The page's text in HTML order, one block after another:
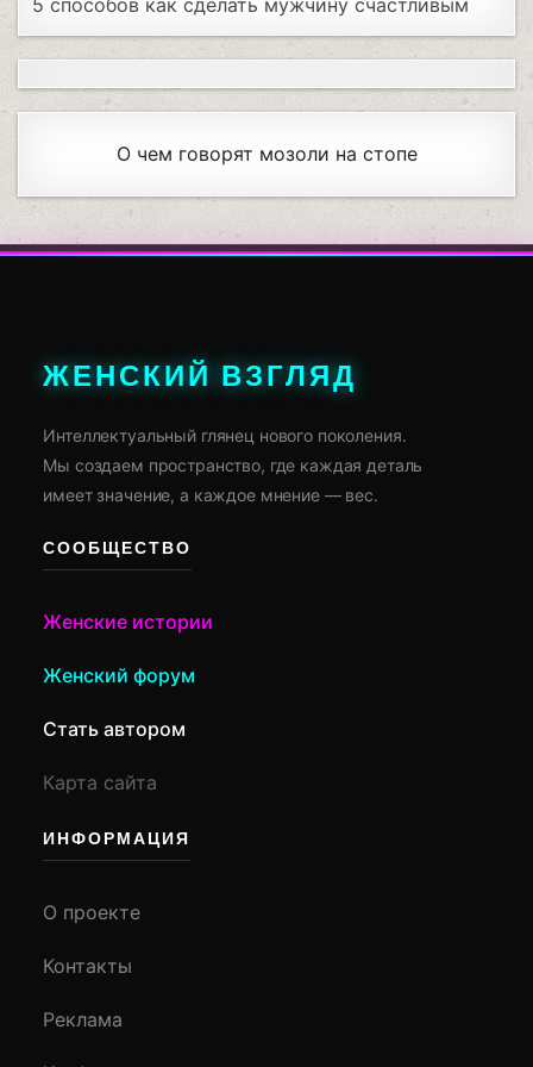
О чем говорят мозоли на стопе
ЖЕНСКИЙ ВЗГЛЯД
Интеллектуальный глянец нового поколения.
Мы создаем пространство, где каждая деталь
имеет значение, а каждое мнение — вес.
СООБЩЕСТВО
Женские истории
Женский форум
Стать автором
Карта сайта
ИНФОРМАЦИЯ
О проекте
Контакты
Реклама